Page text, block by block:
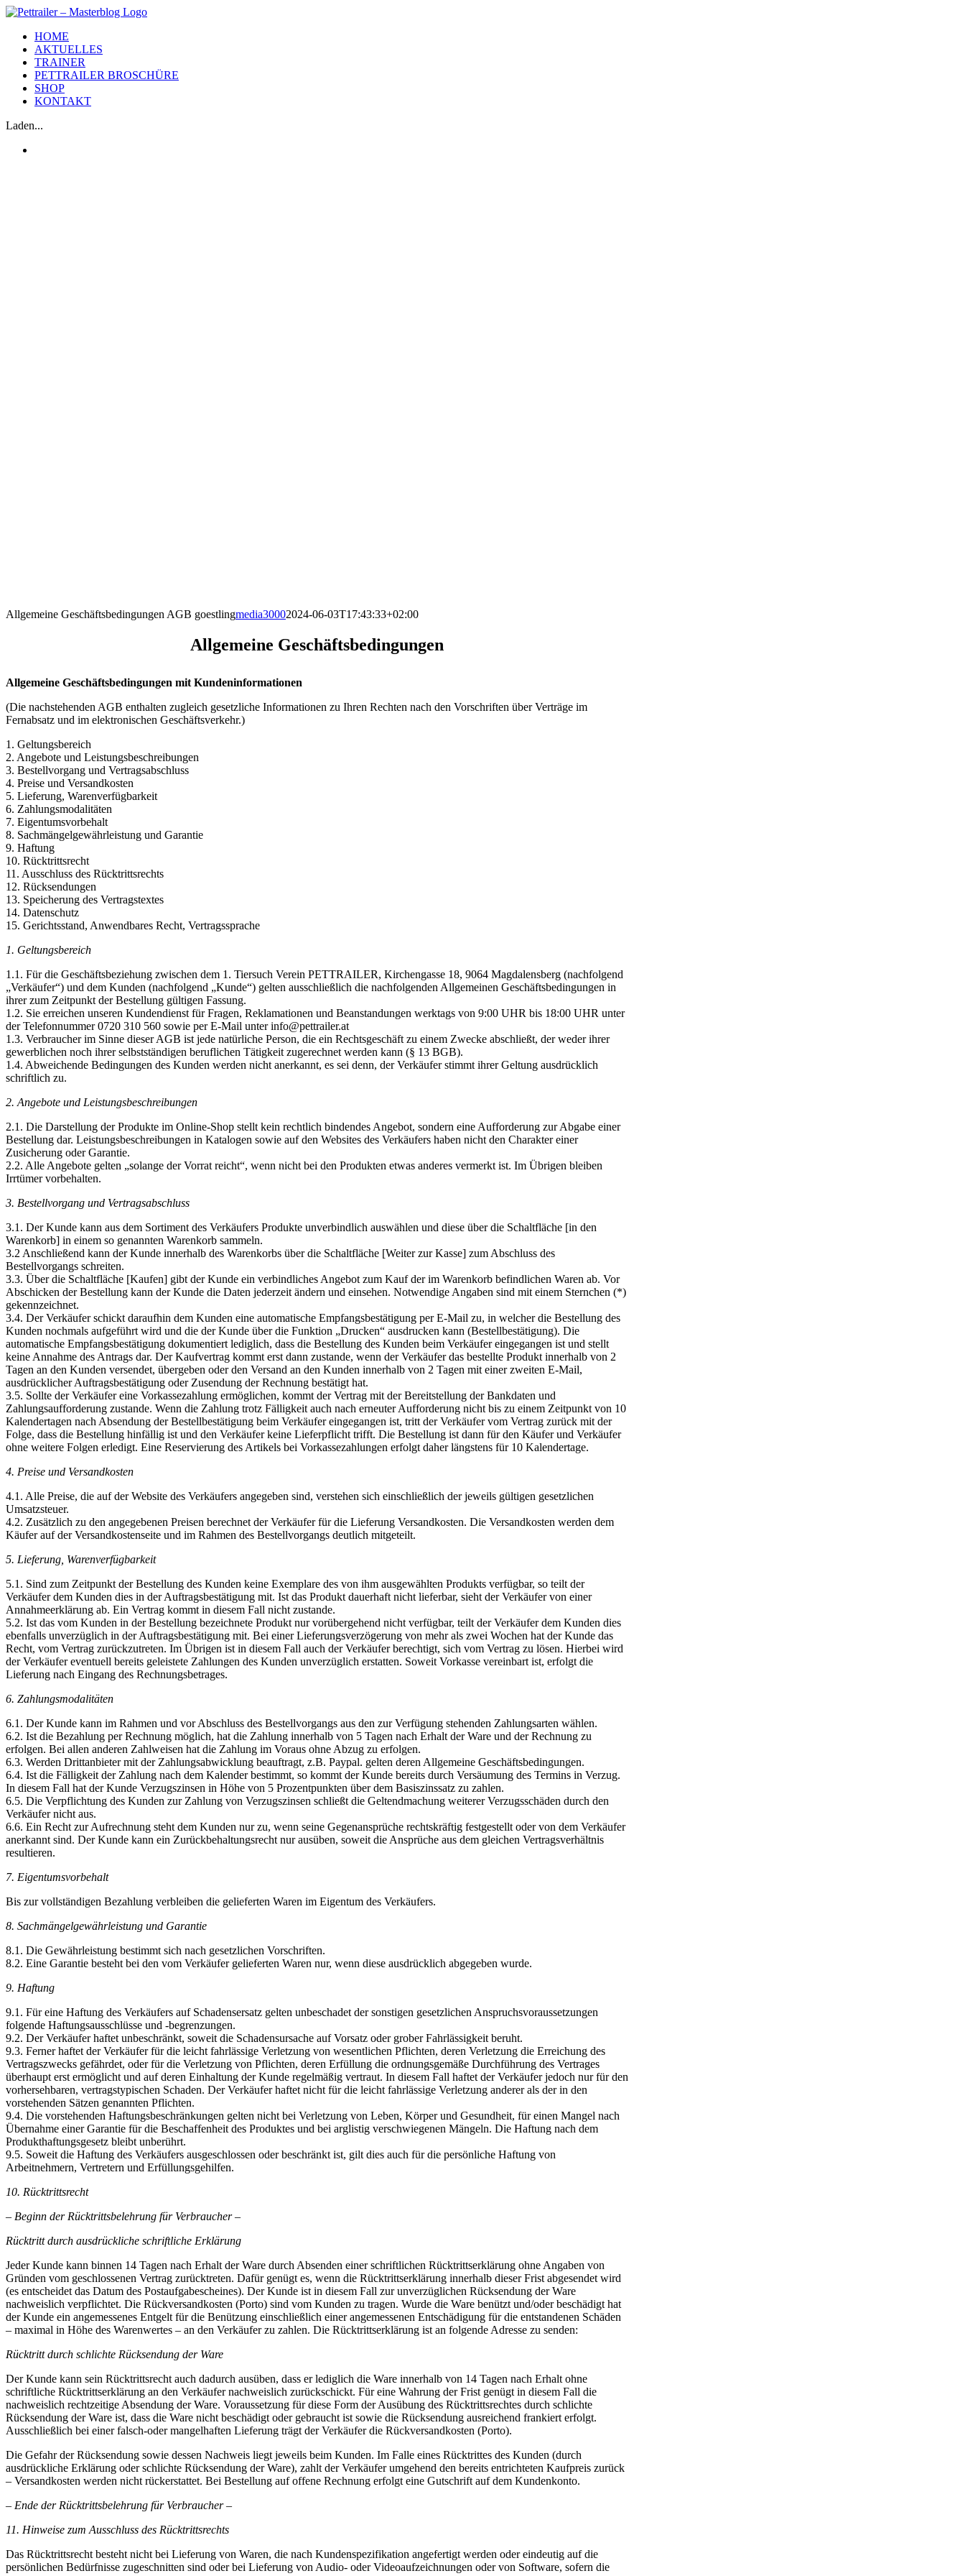
Zum
springenHOME
AKTUELLES
TRAINER
PETTRAILER BROSCHÜRE
SHOP
KONTAKT
Laden...
Allgemeine Geschäftsbedingungen AGB goestlingmedia30002024-06-03T17:43:33+02:00
Allgemeine Geschäftsbedingungen
Allgemeine Geschäftsbedingungen mit Kundeninformationen
(Die nachstehenden AGB enthalten zugleich gesetzliche Informationen zu Ihren Rechten nach den Vorschriften über Verträge im
Fernabsatz und im elektronischen Geschäftsverkehr.)
1. Geltungsbereich
2. Angebote und Leistungsbeschreibungen
3. Bestellvorgang und Vertragsabschluss
4. Preise und Versandkosten
5. Lieferung, Warenverfügbarkeit
6. Zahlungsmodalitäten
7. Eigentumsvorbehalt
8. Sachmängelgewährleistung und Garantie
9. Haftung
10. Rücktrittsrecht
11. Ausschluss des Rücktrittsrechts
12. Rücksendungen
13. Speicherung des Vertragstextes
14. Datenschutz
15. Gerichtsstand, Anwendbares Recht, Vertragssprache
1. Geltungsbereich
1.1. Für die Geschäftsbeziehung zwischen dem 1. Tiersuch Verein PETTRAILER, Kirchengasse 18, 9064 Magdalensberg (nachfolgend
„Verkäufer“) und dem Kunden (nachfolgend „Kunde“) gelten ausschließlich die nachfolgenden Allgemeinen Geschäftsbedingungen in
ihrer zum Zeitpunkt der Bestellung gültigen Fassung.
1.2. Sie erreichen unseren Kundendienst für Fragen, Reklamationen und Beanstandungen werktags von 9:00 UHR bis 18:00 UHR unter
der Telefonnummer 0720 310 560 sowie per E-Mail unter info@pettrailer.at
1.3. Verbraucher im Sinne dieser AGB ist jede natürliche Person, die ein Rechtsgeschäft zu einem Zwecke abschließt, der weder ihrer
gewerblichen noch ihrer selbstständigen beruflichen Tätigkeit zugerechnet werden kann (§ 13 BGB).
1.4. Abweichende Bedingungen des Kunden werden nicht anerkannt, es sei denn, der Verkäufer stimmt ihrer Geltung ausdrücklich
schriftlich zu.
2. Angebote und Leistungsbeschreibungen
2.1. Die Darstellung der Produkte im Online-Shop stellt kein rechtlich bindendes Angebot, sondern eine Aufforderung zur Abgabe einer
Bestellung dar. Leistungsbeschreibungen in Katalogen sowie auf den Websites des Verkäufers haben nicht den Charakter einer
Zusicherung oder Garantie.
2.2. Alle Angebote gelten „solange der Vorrat reicht“, wenn nicht bei den Produkten etwas anderes vermerkt ist. Im Übrigen bleiben
Irrtümer vorbehalten.
3. Bestellvorgang und Vertragsabschluss
3.1. Der Kunde kann aus dem Sortiment des Verkäufers Produkte unverbindlich auswählen und diese über die Schaltfläche [in den
Warenkorb] in einem so genannten Warenkorb sammeln.
3.2 Anschließend kann der Kunde innerhalb des Warenkorbs über die Schaltfläche [Weiter zur Kasse] zum Abschluss des
Bestellvorgangs schreiten.
3.3. Über die Schaltfläche [Kaufen] gibt der Kunde ein verbindliches Angebot zum Kauf der im Warenkorb befindlichen Waren ab. Vor
Abschicken der Bestellung kann der Kunde die Daten jederzeit ändern und einsehen. Notwendige Angaben sind mit einem Sternchen (*)
gekennzeichnet.
3.4. Der Verkäufer schickt daraufhin dem Kunden eine automatische Empfangsbestätigung per E-Mail zu, in welcher die Bestellung des
Kunden nochmals aufgeführt wird und die der Kunde über die Funktion „Drucken“ ausdrucken kann (Bestellbestätigung). Die
automatische Empfangsbestätigung dokumentiert lediglich, dass die Bestellung des Kunden beim Verkäufer eingegangen ist und stellt
keine Annahme des Antrags dar. Der Kaufvertrag kommt erst dann zustande, wenn der Verkäufer das bestellte Produkt innerhalb von 2
Tagen an den Kunden versendet, übergeben oder den Versand an den Kunden innerhalb von 2 Tagen mit einer zweiten E-Mail,
ausdrücklicher Auftragsbestätigung oder Zusendung der Rechnung bestätigt hat.
3.5. Sollte der Verkäufer eine Vorkassezahlung ermöglichen, kommt der Vertrag mit der Bereitstellung der Bankdaten und
Zahlungsaufforderung zustande. Wenn die Zahlung trotz Fälligkeit auch nach erneuter Aufforderung nicht bis zu einem Zeitpunkt von 10
Kalendertagen nach Absendung der Bestellbestätigung beim Verkäufer eingegangen ist, tritt der Verkäufer vom Vertrag zurück mit der
Folge, dass die Bestellung hinfällig ist und den Verkäufer keine Lieferpflicht trifft. Die Bestellung ist dann für den Käufer und Verkäufer
ohne weitere Folgen erledigt. Eine Reservierung des Artikels bei Vorkassezahlungen erfolgt daher längstens für 10 Kalendertage.
4. Preise und Versandkosten
4.1. Alle Preise, die auf der Website des Verkäufers angegeben sind, verstehen sich einschließlich der jeweils gültigen gesetzlichen
Umsatzsteuer.
4.2. Zusätzlich zu den angegebenen Preisen berechnet der Verkäufer für die Lieferung Versandkosten. Die Versandkosten werden dem
Käufer auf der Versandkostenseite und im Rahmen des Bestellvorgangs deutlich mitgeteilt.
5. Lieferung, Warenverfügbarkeit
5.1. Sind zum Zeitpunkt der Bestellung des Kunden keine Exemplare des von ihm ausgewählten Produkts verfügbar, so teilt der
Verkäufer dem Kunden dies in der Auftragsbestätigung mit. Ist das Produkt dauerhaft nicht lieferbar, sieht der Verkäufer von einer
Annahmeerklärung ab. Ein Vertrag kommt in diesem Fall nicht zustande.
5.2. Ist das vom Kunden in der Bestellung bezeichnete Produkt nur vorübergehend nicht verfügbar, teilt der Verkäufer dem Kunden dies
ebenfalls unverzüglich in der Auftragsbestätigung mit. Bei einer Lieferungsverzögerung von mehr als zwei Wochen hat der Kunde das
Recht, vom Vertrag zurückzutreten. Im Übrigen ist in diesem Fall auch der Verkäufer berechtigt, sich vom Vertrag zu lösen. Hierbei wird
der Verkäufer eventuell bereits geleistete Zahlungen des Kunden unverzüglich erstatten. Soweit Vorkasse vereinbart ist, erfolgt die
Lieferung nach Eingang des Rechnungsbetrages.
6. Zahlungsmodalitäten
6.1. Der Kunde kann im Rahmen und vor Abschluss des Bestellvorgangs aus den zur Verfügung stehenden Zahlungsarten wählen.
6.2. Ist die Bezahlung per Rechnung möglich, hat die Zahlung innerhalb von 5 Tagen nach Erhalt der Ware und der Rechnung zu
erfolgen. Bei allen anderen Zahlweisen hat die Zahlung im Voraus ohne Abzug zu erfolgen.
6.3. Werden Drittanbieter mit der Zahlungsabwicklung beauftragt, z.B. Paypal. gelten deren Allgemeine Geschäftsbedingungen.
6.4. Ist die Fälligkeit der Zahlung nach dem Kalender bestimmt, so kommt der Kunde bereits durch Versäumung des Termins in Verzug.
In diesem Fall hat der Kunde Verzugszinsen in Höhe von 5 Prozentpunkten über dem Basiszinssatz zu zahlen.
6.5. Die Verpflichtung des Kunden zur Zahlung von Verzugszinsen schließt die Geltendmachung weiterer Verzugsschäden durch den
Verkäufer nicht aus.
6.6. Ein Recht zur Aufrechnung steht dem Kunden nur zu, wenn seine Gegenansprüche rechtskräftig festgestellt oder von dem Verkäufer
anerkannt sind. Der Kunde kann ein Zurückbehaltungsrecht nur ausüben, soweit die Ansprüche aus dem gleichen Vertragsverhältnis
resultieren.
7. Eigentumsvorbehalt
Bis zur vollständigen Bezahlung verbleiben die gelieferten Waren im Eigentum des Verkäufers.
8. Sachmängelgewährleistung und Garantie
8.1. Die Gewährleistung bestimmt sich nach gesetzlichen Vorschriften.
8.2. Eine Garantie besteht bei den vom Verkäufer gelieferten Waren nur, wenn diese ausdrücklich abgegeben wurde.
9. Haftung
9.1. Für eine Haftung des Verkäufers auf Schadensersatz gelten unbeschadet der sonstigen gesetzlichen Anspruchsvoraussetzungen
folgende Haftungsausschlüsse und -begrenzungen.
9.2. Der Verkäufer haftet unbeschränkt, soweit die Schadensursache auf Vorsatz oder grober Fahrlässigkeit beruht.
9.3. Ferner haftet der Verkäufer für die leicht fahrlässige Verletzung von wesentlichen Pflichten, deren Verletzung die Erreichung des
Vertragszwecks gefährdet, oder für die Verletzung von Pflichten, deren Erfüllung die ordnungsgemäße Durchführung des Vertrages
überhaupt erst ermöglicht und auf deren Einhaltung der Kunde regelmäßig vertraut. In diesem Fall haftet der Verkäufer jedoch nur für den
vorhersehbaren, vertragstypischen Schaden. Der Verkäufer haftet nicht für die leicht fahrlässige Verletzung anderer als der in den
vorstehenden Sätzen genannten Pflichten.
9.4. Die vorstehenden Haftungsbeschränkungen gelten nicht bei Verletzung von Leben, Körper und Gesundheit, für einen Mangel nach
Übernahme einer Garantie für die Beschaffenheit des Produktes und bei arglistig verschwiegenen Mängeln. Die Haftung nach dem
Produkthaftungsgesetz bleibt unberührt.
9.5. Soweit die Haftung des Verkäufers ausgeschlossen oder beschränkt ist, gilt dies auch für die persönliche Haftung von
Arbeitnehmern, Vertretern und Erfüllungsgehilfen.
10. Rücktrittsrecht
– Beginn der Rücktrittsbelehrung für Verbraucher –
Rücktritt durch ausdrückliche schriftliche Erklärung
Jeder Kunde kann binnen 14 Tagen nach Erhalt der Ware durch Absenden einer schriftlichen Rücktrittserklärung ohne Angaben von
Gründen vom geschlossenen Vertrag zurücktreten. Dafür genügt es, wenn die Rücktrittserklärung innerhalb dieser Frist abgesendet wird
(es entscheidet das Datum des Postaufgabescheines). Der Kunde ist in diesem Fall zur unverzüglichen Rücksendung der Ware
nachweislich verpflichtet. Die Rückversandkosten (Porto) sind vom Kunden zu tragen. Wurde die Ware benützt und/oder beschädigt hat
der Kunde ein angemessenes Entgelt für die Benützung einschließlich einer angemessenen Entschädigung für die entstandenen Schäden
– maximal in Höhe des Warenwertes – an den Verkäufer zu zahlen. Die Rücktrittserklärung ist an folgende Adresse zu senden:
Rücktritt durch schlichte Rücksendung der Ware
Der Kunde kann sein Rücktrittsrecht auch dadurch ausüben, dass er lediglich die Ware innerhalb von 14 Tagen nach Erhalt ohne
schriftliche Rücktrittserklärung an den Verkäufer nachweislich zurückschickt. Für eine Wahrung der Frist genügt in diesem Fall die
nachweislich rechtzeitige Absendung der Ware. Voraussetzung für diese Form der Ausübung des Rücktrittsrechtes durch schlichte
Rücksendung der Ware ist, dass die Ware nicht beschädigt oder gebraucht ist sowie die Rücksendung ausreichend frankiert erfolgt.
Ausschließlich bei einer falsch-oder mangelhaften Lieferung trägt der Verkäufer die Rückversandkosten (Porto).
Die Gefahr der Rücksendung sowie dessen Nachweis liegt jeweils beim Kunden. Im Falle eines Rücktrittes des Kunden (durch
ausdrückliche Erklärung oder schlichte Rücksendung der Ware), zahlt der Verkäufer umgehend den bereits entrichteten Kaufpreis zurück
– Versandkosten werden nicht rückerstattet. Bei Bestellung auf offene Rechnung erfolgt eine Gutschrift auf dem Kundenkonto.
– Ende der Rücktrittsbelehrung für Verbraucher –
11. Hinweise zum Ausschluss des Rücktrittsrechts
Das Rücktrittsrecht besteht nicht bei Lieferung von Waren, die nach Kundenspezifikation angefertigt werden oder eindeutig auf die
persönlichen Bedürfnisse zugeschnitten sind oder bei Lieferung von Audio- oder Videoaufzeichnungen oder von Software, sofern die